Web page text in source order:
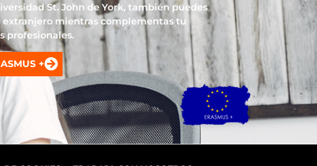
St. John de York, también puedes
extranjero mientras complementas tu
profesionales.
+